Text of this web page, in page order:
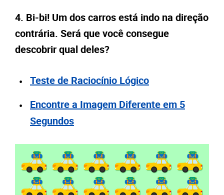
4. Bi-bi! Um dos carros está indo na direção
contrária. Será que você consegue
descobrir qual deles?
Teste de Raciocínio Lógico
Encontre a Imagem Diferente em 5
Segundos